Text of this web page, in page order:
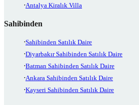
Antalya Kiralık Villa
Sahibinden
Sahibinden Satılık Daire
Diyarbakır Sahibinden Satılık Daire
Batman Sahibinden Satılık Daire
Ankara Sahibinden Satılık Daire
Kayseri Sahibinden Satılık Daire